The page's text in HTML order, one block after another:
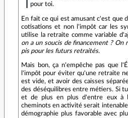
pour toi.
En fait ce qui est amusant c'est que
cotisations et non l'impôt car les
utilise la retraite comme variable
on a un soucis de financement ?
pis pour les futurs retraités.
Mais bon, ça n'empêche pas que
l'impôt pour éviter qu'une retraite
est vide, et avoir des caisses
des déséquilibres entre métiers. Si
et de plus en plus d'entre eux à
cheminots en activité serait
démographie plus favorable avec